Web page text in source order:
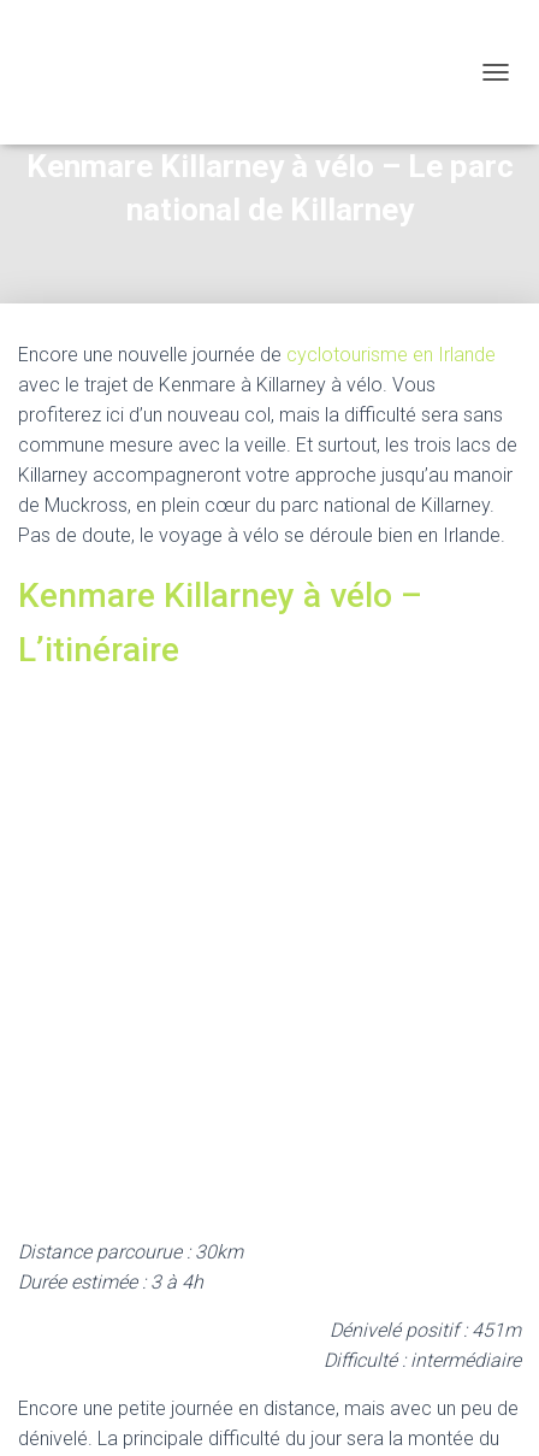
Kenmare Killarney à vélo – Le parc
national de Killarney
Encore une nouvelle journée de cyclotourisme en Irlande
avec le trajet de Kenmare à Killarney à vélo. Vous
profiterez ici d’un nouveau col, mais la difficulté sera sans
commune mesure avec la veille. Et surtout, les trois lacs de
Killarney accompagneront votre approche jusqu’au manoir
de Muckross, en plein cœur du parc national de Killarney.
Pas de doute, le voyage à vélo se déroule bien en Irlande.
Kenmare Killarney à vélo –
L’itinéraire
Distance parcourue : 30km
Durée estimée : 3 à 4h
Dénivelé positif : 451m
Difficulté : intermédiaire
Encore une petite journée en distance, mais avec un peu de
dénivelé. La principale difficulté du jour sera la montée du